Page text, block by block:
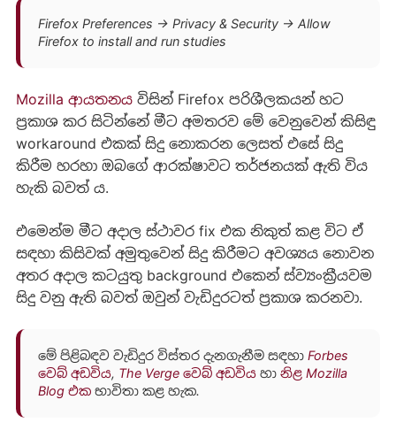
Firefox Preferences -> Privacy & Security -> Allow
Firefox to install and run studies
Mozilla ආයතනයවිසින් Firefox පරිශීලකයන් හට
ප්‍රකාශ කර සිටින්නේ මීට අමතරව මේ වෙනුවෙන් කිසිඳු
workaround එකක් සිදු නොකරන ලෙසත් එසේ සිදු
කිරීම හරහා ඔබගේ ආරක්ෂාවට තර්ජනයක් ඇති විය
හැකි බවත් ය.
එමෙන්ම මීට අදාල ස්ථාවර fix එක නිකුත් කළ විට ඒ
සඳහා කිසිවක් අමුතුවෙන් සිදු කිරීමට අවශ්‍යය නොවන
අතර අදාල කටයුතු background එකෙන් ස්ව්‍යංක්‍රීයවම
සිදු වනු ඇති බවත් ඔවුන් වැඩිදුරටත් ප්‍රකාශ කරනවා.
මේ පිළිබඳව වැඩිදුර විස්තර දැනගැනීම සඳහා Forbes
වෙබ් අඩවිය, The Verge වෙබ් අඩවියහා නිළ Mozilla
Blog එකභාවිතා කළ හැක.